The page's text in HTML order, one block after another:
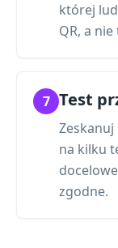
której
QR, a
7 Test
na kilku
zgodne.